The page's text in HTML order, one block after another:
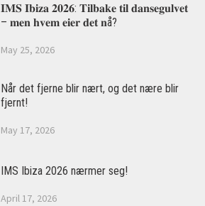
𝐈𝐌𝐒 𝐈𝐛𝐢𝐳𝐚 𝟐𝟎𝟐𝟔: 𝐓𝐢𝐥𝐛𝐚𝐤𝐞 𝐭𝐢𝐥 𝐝𝐚𝐧𝐬𝐞𝐠𝐮𝐥𝐯𝐞𝐭
– 𝐦𝐞𝐧 𝐡𝐯𝐞𝐦 𝐞𝐢𝐞𝐫 𝐝𝐞𝐭 𝐧å?
May 25, 2026
Når det fjerne blir nært, og det nære blir
fjernt!
May 17, 2026
IMS Ibiza 2026 nærmer seg!
April 17, 2026